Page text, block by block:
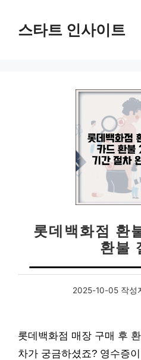
스타트 인사이트
롯데백화점 환
환불
2025-10-05 작성
롯데백화점 매장 구매 후
차가 궁금하셨죠? 영수증